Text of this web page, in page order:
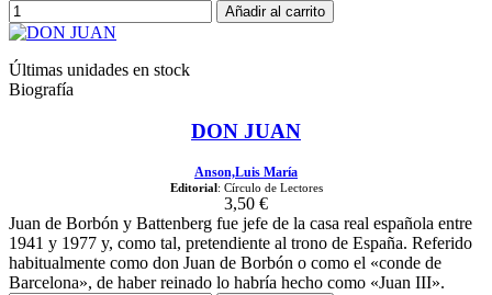
Añadir al carrito
Últimas unidades en stock
Biografía
DON JUAN
Anson,Luis María
Editorial: Círculo de Lectores
3,50 €
Juan de Borbón y Battenberg fue jefe de la casa real española entre
1941 y 1977 y, como tal, pretendiente al trono de España. Referido
habitualmente como don Juan de Borbón o como el «conde de
Barcelona», de haber reinado lo habría hecho como «Juan III».​